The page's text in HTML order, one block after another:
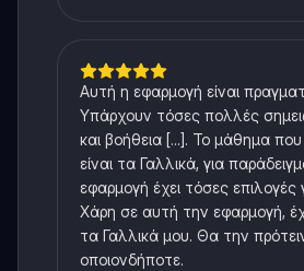
Αυτή η εφαρμογή είναι
Υπάρχουν τόσες πολλές
και βοήθεια [...]. Το μάθημα
είναι τα Γαλλικά, για
εφαρμογή έχει τόσες επιλογές
Χάρη σε αυτή την εφαρμογή,
τα Γαλλικά μου. Θα την
οποιονδήποτε.